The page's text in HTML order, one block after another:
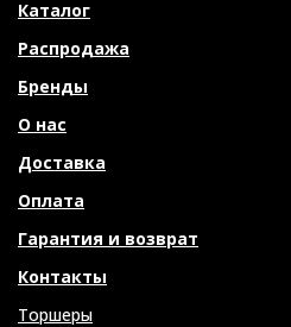
Каталог
Распродажа
Бренды
О нас
Доставка
Оплата
Гарантия и возврат
Контакты
Торшеры